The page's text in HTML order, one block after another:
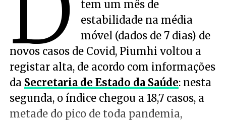
tem um mês de
estabilidade na média
móvel (dados de 7 dias) de
novos casos de Covid, Piumhi voltou a
registar alta, de acordo com informações
da Secretaria de Estado da Saúde: nesta
segunda, o índice chegou a 18,7 casos, a
metade do pico de toda pandemia,